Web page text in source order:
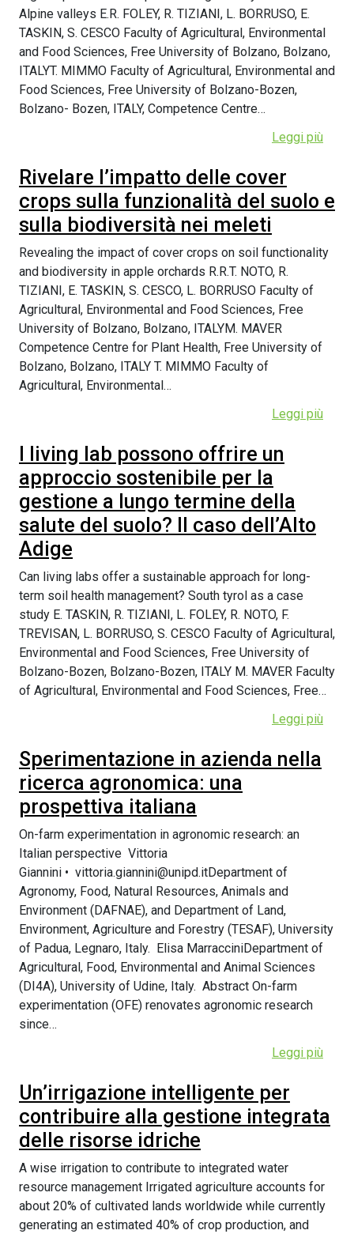
Alpine valleys E.R. FOLEY, R. TIZIANI, L. BORRUSO, E.
TASKIN, S. CESCO Faculty of Agricultural, Environmental
and Food Sciences, Free University of Bolzano, Bolzano,
ITALYT. MIMMO Faculty of Agricultural, Environmental and
Food Sciences, Free University of Bolzano-Bozen,
Bolzano- Bozen, ITALY, Competence Centre…
Leggi più
Rivelare l’impatto delle cover
crops sulla funzionalità del suolo e
sulla biodiversità nei meleti
Revealing the impact of cover crops on soil functionality
and biodiversity in apple orchards R.R.T. NOTO, R.
TIZIANI, E. TASKIN, S. CESCO, L. BORRUSO Faculty of
Agricultural, Environmental and Food Sciences, Free
University of Bolzano, Bolzano, ITALYM. MAVER
Competence Centre for Plant Health, Free University of
Bolzano, Bolzano, ITALY T. MIMMO Faculty of
Agricultural, Environmental…
Leggi più
I living lab possono offrire un
approccio sostenibile per la
gestione a lungo termine della
salute del suolo? Il caso dell’Alto
Adige
Can living labs offer a sustainable approach for long-
term soil health management? South tyrol as a case
study E. TASKIN, R. TIZIANI, L. FOLEY, R. NOTO, F.
TREVISAN, L. BORRUSO, S. CESCO Faculty of Agricultural,
Environmental and Food Sciences, Free University of
Bolzano-Bozen, Bolzano-Bozen, ITALY M. MAVER Faculty
of Agricultural, Environmental and Food Sciences, Free…
Leggi più
Sperimentazione in azienda nella
ricerca agronomica: una
prospettiva italiana
On-farm experimentation in agronomic research: an
Italian perspective Vittoria
Giannini • vittoria.giannini@unipd.itDepartment of
Agronomy, Food, Natural Resources, Animals and
Environment (DAFNAE), and Department of Land,
Environment, Agriculture and Forestry (TESAF), University
of Padua, Legnaro, Italy. Elisa MarracciniDepartment of
Agricultural, Food, Environmental and Animal Sciences
(DI4A), University of Udine, Italy. Abstract On-farm
experimentation (OFE) renovates agronomic research
since…
Leggi più
Un’irrigazione intelligente per
contribuire alla gestione integrata
delle risorse idriche
A wise irrigation to contribute to integrated water
resource management Irrigated agriculture accounts for
about 20% of cultivated lands worldwide while currently
generating an estimated 40% of crop production, and